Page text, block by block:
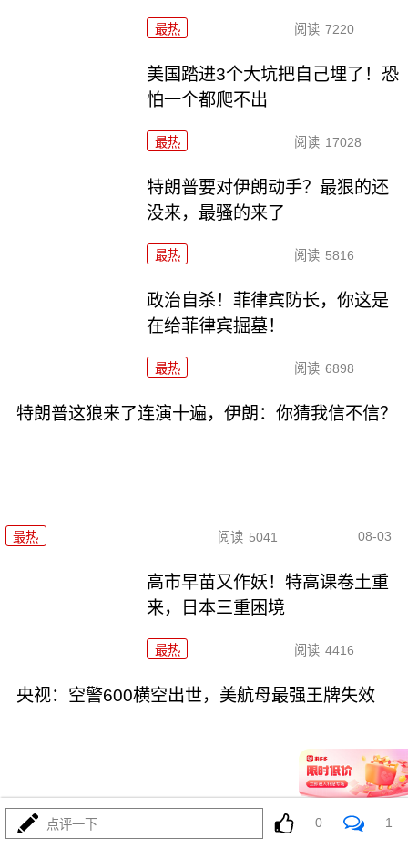
最热 阅读 7220
美国踏进3个大坑把自己埋了！恐
怕一个都爬不出
最热 阅读 17028
特朗普要对伊朗动手？最狠的还
没来，最骚的来了
最热 阅读 5816
政治自杀！菲律宾防长，你这是
在给菲律宾掘墓！
最热 阅读 6898
特朗普这狼来了连演十遍，伊朗：你猜我信不信？
最热 阅读 5041 08-03
高市早苗又作妖！特高课卷土重
来，日本三重困境
最热 阅读 4416
央视：空警600横空出世，美航母最强王牌失效
最热 23233 08-03
点评一下 0 1